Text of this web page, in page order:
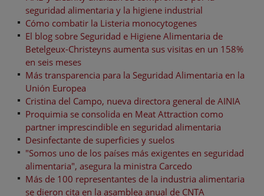
seguridad alimentaria y la higiene industrial
Cómo combatir la Listeria monocytogenes
El blog sobre Seguridad e Higiene Alimentaria de
Betelgeux-Christeyns aumenta sus visitas en un 158%
en seis meses
Más transparencia para la Seguridad Alimentaria en la
Unión Europea
Cristina del Campo, nueva directora general de AINIA
Proquimia se consolida en Meat Attraction como
partner imprescindible en seguridad alimentaria
Desinfectante de superficies y suelos
"Somos uno de los países más exigentes en seguridad
alimentaria", asegura la ministra Carcedo
Más de 100 representantes de la industria alimentaria
se dieron cita en la asamblea anual de CNTA